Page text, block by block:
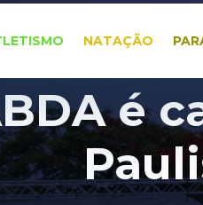
NATAÇÃO
é